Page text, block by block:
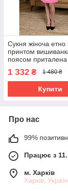
Сукня жіноча етно
принтом
поясом приталена
святкова
разміри рожева
1 332 ₴ 1 480 ₴
Купити
Про нас
99%
Працює з
м. Харків
Харків,